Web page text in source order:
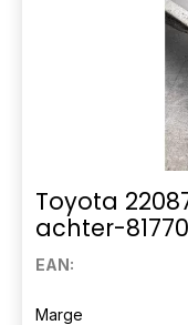
Toyota
achter-
EAN:
Marge